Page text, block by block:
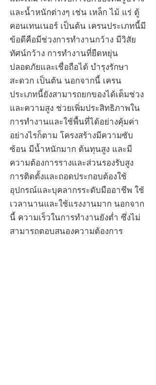
และน้ำหนักต่างๆ เช่น เหล็ก ไม้ แร่ ตู้
คอนเทนเนอร์ เป็นต้น เครนประเภทนี้มี
ข้อดีคือมีช่วงการทำงานกว้าง มีวิสัย
ทัศน์กว้าง การทำงานที่ยืดหยุ่น
ปลอดภัยและเชื่อถือได้ บำรุงรักษา
สะดวก เป็นต้น นอกจากนี้ เครน
ประเภทนี้ยังสามารถยกของได้เต็มช่วง
และความสูง ช่วยเพิ่มประสิทธิภาพใน
การทำงานและใช้พื้นที่ได้อย่างคุ้มค่า
อย่างไรก็ตาม โครงสร้างมีความซับ
ซ้อน มีน้ำหนักมาก ต้นทุนสูง และมี
ความต้องการรางและส่วนรองรับสูง
การติดตั้งและถอดประกอบต้องใช้
อุปกรณ์และบุคลากรระดับมืออาชีพ ใช้
เวลานานและใช้แรงงานมาก นอกจาก
นี้ ความเร็วในการทำงานยังต่ำ ซึ่งไม่
สามารถตอบสนองความต้องการ